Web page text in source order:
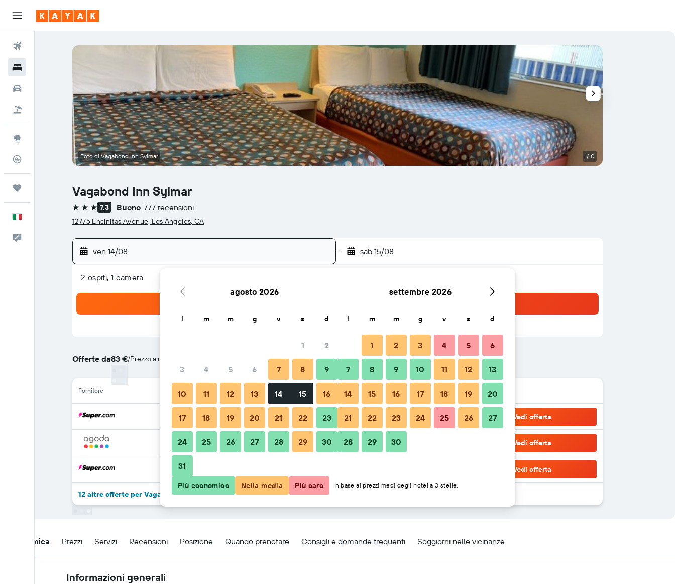
Pacchetti vacanze
Vagabond Inn Sylmar
3 stelle 7,3 Buono 777 recensioni
12775 Encinitas Avenue, Los Angeles, CA
ven 14/08 - sab 15/08
2 ospiti, 1 camera
Offerte da83 €/Prezzo a notte più conveniente
Fornitore Totale a notte
83 € Vedi offerta
91 € Vedi offerta
Vedi offerta
12 altre offerte per Vagabond Inn Sylmar
Foto di Vagabond Inn Sylmar 1/10
Panoramica Prezzi Servizi Recensioni Posizione Quando prenotare Consigli e domande frequenti Soggiorni nelle vicinanze
Informazioni generali
agosto 2026
l m m g v s d
1 2
3 4 5 6 7 8 9
10 11 12 13 14 15 16
17 18 19 20 21 22 23
24 25 26 27 28 29 30
31
settembre 2026
l m m g v s d
1 2 3 4 5 6
7 8 9 10 11 12 13
14 15 16 17 18 19 20
21 22 23 24 25 26 27
28 29 30
Più economico Nella media Più caro In base ai prezzi medi degli hotel a 3 stelle.